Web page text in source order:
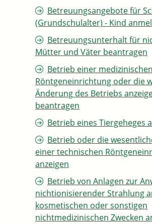
Betreuungsangebote für
(Grundschulalter) - Kind
Betreuungsunterhalt für
Mütter und Väter beantragen
Betrieb einer medizinischen
Röntgeneinrichtung oder die
Änderung des Betriebs
beantragen
Betrieb eines Tiergeheges
Betrieb oder die
einer technischen
anzeigen
Betrieb von Anlagen zur
nichtionisierender Strahlung
kosmetischen oder sonstigen
nichtmedizinischen Zwecken